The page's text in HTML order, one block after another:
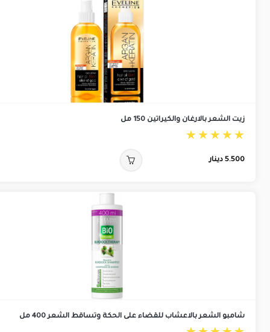
زيت الشعر بالارغان والكيراتين 150 مل
5.500 دينار
شامبو الشعر بالاعشاب للقضاء على الحكة وتساقط الشعر 400 مل